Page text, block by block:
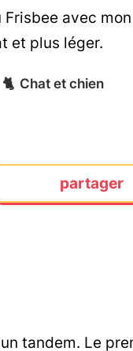
Frisbee avec
et plus léger.
🐈 Chat et chien
partager
tandem. Le